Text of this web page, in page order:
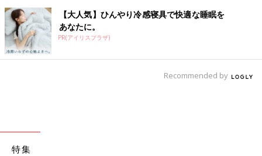
【大人気】ひんやり冷感寝具で快適な睡眠を
あなたに。
PR(アイリスプラザ)
Recommended by
特集